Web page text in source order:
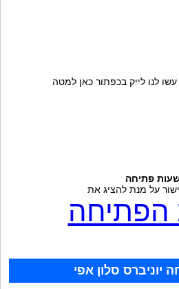
עשו לנו לייק בכפתור כאן למטה
פתיחה
על מנת להציג את
הפתיחה
יוניברס סלון אפי